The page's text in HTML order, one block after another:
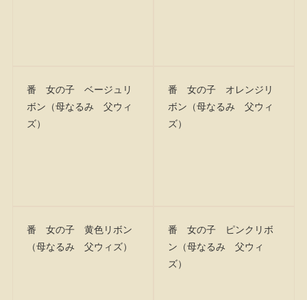
番 女の子 ベージュリ
ボン（母なるみ 父ウィ
ズ）
番 女の子 オレンジリ
ボン（母なるみ 父ウィ
ズ）
番 女の子 黄色リボン
（母なるみ 父ウィズ）
番 女の子 ピンクリボ
ン（母なるみ 父ウィ
ズ）